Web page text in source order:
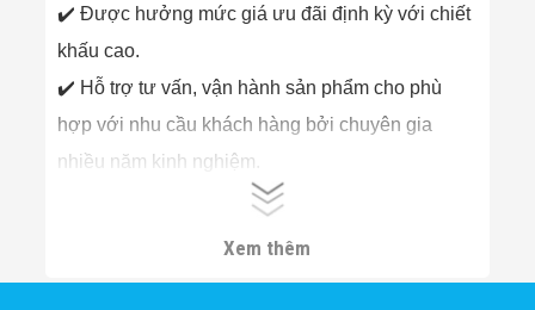
Đội
Dự Án Kho
Logistics
✔️ Được hưởng mức giá ưu đãi định kỳ với chiết
khấu cao.
✔️ Hỗ trợ tư vấn, vận hành sản phẩm cho phù
hợp với nhu cầu khách hàng bởi chuyên gia
nhiều năm kinh nghiệm.
✔️ Thường xuyên cập nhật thông tin về sản phẩm
Xem thêm